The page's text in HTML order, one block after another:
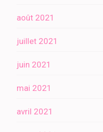
août 2021
juillet 2021
juin 2021
mai 2021
avril 2021